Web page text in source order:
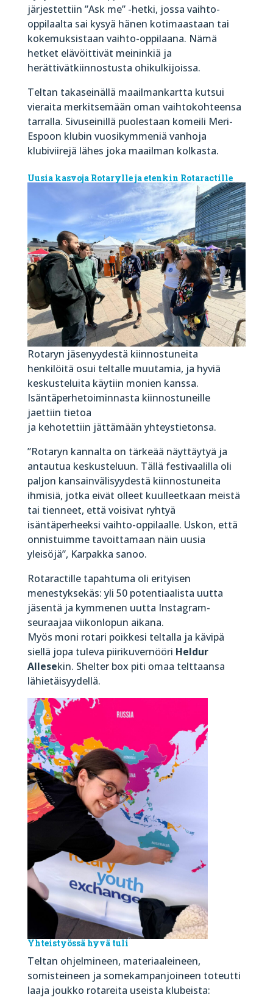
järjestettiin ”Ask me” -hetki, jossa vaihto-
oppilaalta sai kysyä hänen kotimaastaan tai
kokemuksistaan vaihto-oppilaana. Nämä
hetket elävöittivät meininkiä ja
herättivätkiinnostusta ohikulkijoissa.
Teltan takaseinällä maailmankartta kutsui
vieraita merkitsemään oman vaihtokohteensa
tarralla. Sivuseinillä puolestaan komeili Meri-
Espoon klubin vuosikymmeniä vanhoja
klubiviirejä lähes joka maailman kolkasta.
Uusia kasvoja Rotarylle ja etenkin Rotaractille
Rotaryn jäsenyydestä kiinnostuneita
henkilöitä osui teltalle muutamia, ja hyviä
keskusteluita käytiin monien kanssa.
Isäntäperhetoiminnasta kiinnostuneille
jaettiin tietoa
ja kehotettiin jättämään yhteystietonsa.
”Rotaryn kannalta on tärkeää näyttäytyä ja
antautua keskusteluun. Tällä festivaalilla oli
paljon kansainvälisyydestä kiinnostuneita
ihmisiä, jotka eivät olleet kuulleetkaan meistä
tai tienneet, että voisivat ryhtyä
isäntäperheeksi vaihto-oppilaalle. Uskon, että
onnistuimme tavoittamaan näin uusia
yleisöjä”, Karpakka sanoo.
Rotaractille tapahtuma oli erityisen
menestyksekäs: yli 50 potentiaalista uutta
jäsentä ja kymmenen uutta Instagram-
seuraajaa viikonlopun aikana.
Myös moni rotari poikkesi teltalla ja kävipä
siellä jopa tuleva piirikuvernööri Heldur
Allesekin. Shelter box piti omaa telttaansa
lähietäisyydellä.
Yhteistyössä hyvä tuli
Teltan ohjelmineen, materiaaleineen,
somisteineen ja somekampanjoineen toteutti
laaja joukko rotareita useista klubeista: